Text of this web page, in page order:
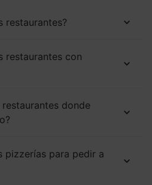
restaurantes?
restaurantes con
donde
pizzerías para pedir a